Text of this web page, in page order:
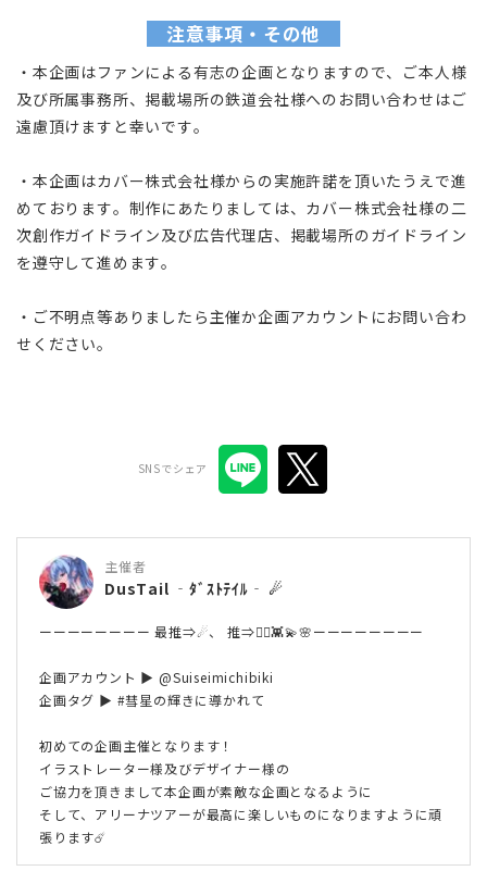
注意事項・その他
・本企画はファンによる有志の企画となりますので、ご本人様
及び所属事務所、掲載場所の鉄道会社様へのお問い合わせはご
遠慮頂けますと幸いです。
・本企画はカバー株式会社様からの実施許諾を頂いたうえで進
めております。制作にあたりましては、カバー株式会社様の二
次創作ガイドライン及び広告代理店、掲載場所のガイドライン
を遵守して進めます。
・ご不明点等ありましたら主催か企画アカウントにお問い合わ
せください。
SNSでシェア
主催者
DusTail ‐ﾀﾞｽﾄﾃｲﾙ‐ ☄
ーーーーーーーー 最推⇒☄、 推⇒🏴‍☠️👾💫🌸ーーーーーーーー
企画アカウント ▶ @Suiseimichibiki
企画タグ ▶ #彗星の輝きに導かれて
初めての企画主催となります！
イラストレーター様及びデザイナー様の
ご協力を頂きまして本企画が素敵な企画となるように
そして、アリーナツアーが最高に楽しいものになりますように頑
張ります☄️